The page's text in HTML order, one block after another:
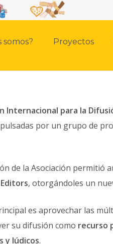
somos? Proyectos
Internacional para la
por un grupo de
de la Asociación permitió
, otorgándoles un
es aprovechar las
su difusión como recurso
y lúdicos.